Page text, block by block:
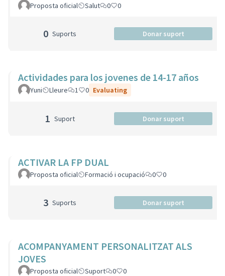
Proposta oficial Salut 0 0
0 Suports Donar suport
Actividades para los jovenes de 14-17 años
Yuni Lleure 1 0 Evaluating
1 Suport Donar suport
ACTIVAR LA FP DUAL
Proposta oficial Formació i ocupació 0 0
3 Suports Donar suport
ACOMPANYAMENT PERSONALITZAT ALS
JOVES
Proposta oficial Suport 0 0